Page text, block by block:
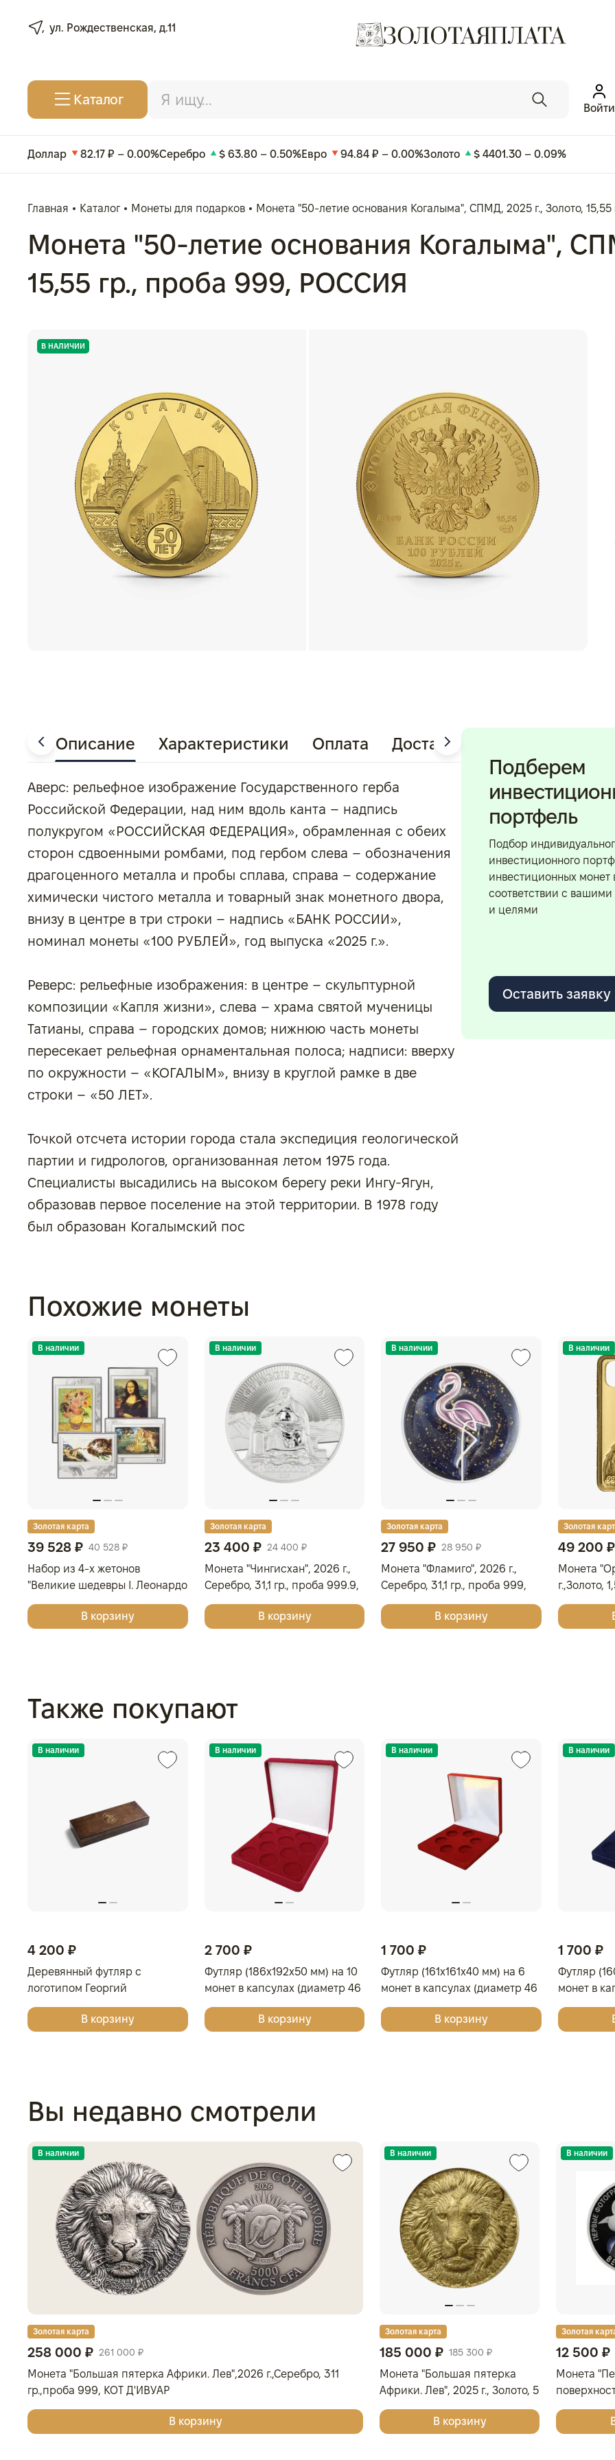
ул. Рождественская, д.11
Каталог
Войти
Доллар 82.17 ₽ – 0.00%Серебро $ 63.80 – 0.50%Евро 94.84 ₽ – 0.00%Золото $ 4401.30 – 0.09%
Главная Каталог Монеты для подарков Монета "50-летие основания Когалыма", СПМД, 2025 г., Золото,
Монета "50-летие основания Когалыма",
15,55 гр., проба 999, РОССИЯ
В НАЛИЧИИ
Описание Характеристики Оплата Доставка
Аверс: рельефное изображение Государственного герба
Российской Федерации, над ним вдоль канта – надпись
полукругом «РОССИЙСКАЯ ФЕДЕРАЦИЯ», обрамленная с обеих
сторон сдвоенными ромбами, под гербом слева – обозначения
драгоценного металла и пробы сплава, справа – содержание
химически чистого металла и товарный знак монетного двора,
внизу в центре в три строки – надпись «БАНК РОССИИ»,
номинал монеты «100 РУБЛЕЙ», год выпуска «2025 г.».
Реверс: рельефные изображения: в центре – скульптурной
композиции «Капля жизни», слева – храма святой мученицы
Татианы, справа – городских домов; нижнюю часть монеты
пересекает рельефная орнаментальная полоса; надписи: вверху
по окружности – «КОГАЛЫМ», внизу в круглой рамке в две
строки – «50 ЛЕТ».
Точкой отсчета истории города стала экспедиция геологической
партии и гидрологов, организованная летом 1975 года.
Специалисты высадились на высоком берегу реки Ингу-Ягун,
образовав первое поселение на этой территории. В 1978 году
был образован Когалымский пос
Подберем
портфель
Подбор
инвестиционного
инвестиционных монет
соответствии с
и целями
Оставить заявку
Похожие монеты
В наличии
Золотая карта
39 528 ₽ 40 528 ₽
Набор из 4-х жетонов
"Великие шедевры I. Леонардо
да Винчи, Сандро Боттичелли,
Микеланджело, Винсент ван
В корзину
В наличии
Золотая карта
23 400 ₽ 24 400 ₽
Монета "Чингисхан", 2026 г.,
Серебро, 31,1 гр., проба 999.9,
МОНГОЛИЯ
В корзину
В наличии
Золотая карта
27 950 ₽ 28 950 ₽
Монета "Фламиго", 2026 г.,
Серебро, 31,1 гр., проба 999,
ОСТРОВА КУКА
В корзину
В наличии
Золотая
49 200 ₽
Монета
г.,Золото,
Также покупают
В наличии
4 200 ₽
Деревянный футляр с
логотипом Георгий
Победоносец для 4 монет в
В корзину
В наличии
2 700 ₽
Футляр (186x192x50 мм) на 10
монет в капсулах (диаметр 46
мм), светло-бордовый
В корзину
В наличии
1 700 ₽
Футляр (161x161x40 мм) на 6
монет в капсулах (диаметр 46
мм), тёмно-синий
В корзину
В наличии
1 700 ₽
Футляр
монет в
мм),
Вы недавно смотрели
В наличии
Золотая карта
258 000 ₽ 261 000 ₽
Монета "Большая пятерка Африки. Лев",2026 г.,Серебро, 311
гр.,проба 999, КОТ Д'ИВУАР
В корзину
В наличии
Золотая карта
185 000 ₽ 185 300 ₽
Монета "Большая пятерка
Африки. Лев", 2025 г., Золото, 5
гр., проба 9999, КОТ Д'ИВУАР
В корзину
В наличии
Золотая
12 500 ₽
Монета
2025 г.,
925,